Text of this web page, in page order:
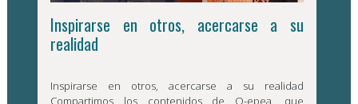
Inspirarse en otros, acercarse a su
realidad
Inspirarse en otros, acercarse a su realidad
Compartimos los contenidos de Q-epea, que